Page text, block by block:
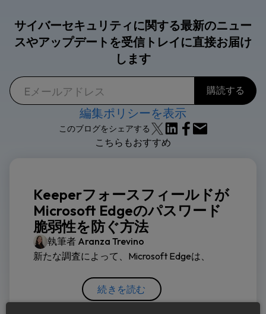
サイバーセキュリティに関する最新のニュー
スやアップデートを受信トレイに直接お届け
します
編集ポリシーを表示
このブログをシェアする
こちらもおすすめ
Keeperフォースフィールドが
Microsoft Edgeのパスワード
脆弱性を防ぐ方法
執筆者 Aranza Trevino
新たな調査によって、Microsoft Edgeは、
続きを読む